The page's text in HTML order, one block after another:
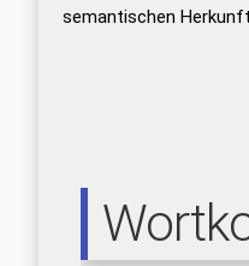
semantischen